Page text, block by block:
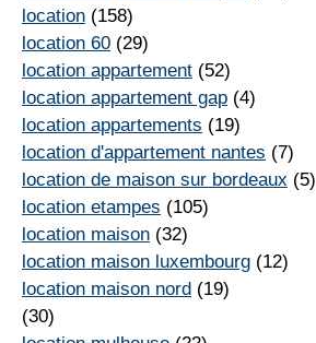
location (158)
location 60 (29)
location appartement (52)
location appartement gap (4)
location appartements (19)
location d'appartement nantes (7)
location de maison sur bordeaux (5)
location etampes (105)
location maison (32)
location maison luxembourg (12)
location maison nord (19)
(30)